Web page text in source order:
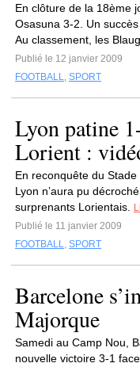
En clôture de la 18ème
Osasuna 3-2. Un
Au classement, les
Publié le 12 janvier 2009
FOOTBALL, SPORT
Lyon patine
Lorient :
En reconquête du
Lyon n’aura pu
surprenants Lorientais.
Publié le 11 janvier 2009
FOOTBALL, SPORT
Barcelone
Majorque
Samedi au Camp Nou,
nouvelle victoire 3-1